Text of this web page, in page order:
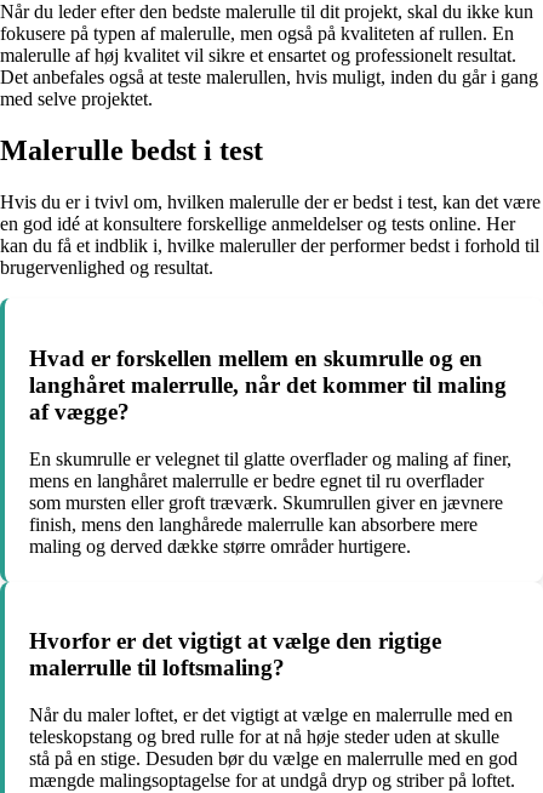
Når du leder efter den bedste malerulle til dit projekt, skal du ikke kun
fokusere på typen af malerulle, men også på kvaliteten af rullen. En
malerulle af høj kvalitet vil sikre et ensartet og professionelt resultat.
Det anbefales også at teste malerullen, hvis muligt, inden du går i gang
med selve projektet.
Malerulle bedst i test
Hvis du er i tvivl om, hvilken malerulle der er bedst i test, kan det være
en god idé at konsultere forskellige anmeldelser og tests online. Her
kan du få et indblik i, hvilke maleruller der performer bedst i forhold til
brugervenlighed og resultat.
Hvad er forskellen mellem en skumrulle og en
langhåret malerrulle, når det kommer til maling
af vægge?
En skumrulle er velegnet til glatte overflader og maling af finer,
mens en langhåret malerrulle er bedre egnet til ru overflader
som mursten eller groft træværk. Skumrullen giver en jævnere
finish, mens den langhårede malerrulle kan absorbere mere
maling og derved dække større områder hurtigere.
Hvorfor er det vigtigt at vælge den rigtige
malerrulle til loftsmaling?
Når du maler loftet, er det vigtigt at vælge en malerrulle med en
teleskopstang og bred rulle for at nå høje steder uden at skulle
stå på en stige. Desuden bør du vælge en malerrulle med en god
mængde malingsoptagelse for at undgå dryp og striber på loftet.